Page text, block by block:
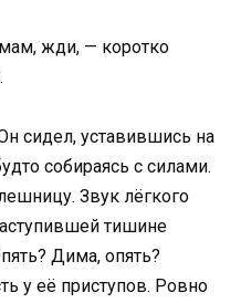
жди, — коротко
сидел, уставившись на
собираясь с силами.
Звук лёгкого
тишине
Дима, опять?
у её приступов. Ровно